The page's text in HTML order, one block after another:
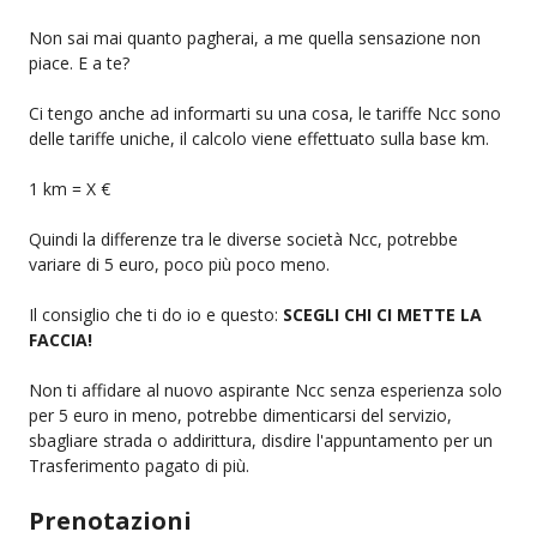
Non sai mai quanto pagherai, a me quella sensazione non
piace. E a te?
Ci tengo anche ad informarti su una cosa, le tariffe Ncc sono
delle tariffe uniche, il calcolo viene effettuato sulla base km.
1 km = X €
Quindi la differenze tra le diverse società Ncc, potrebbe
variare di 5 euro, poco più poco meno.
Il consiglio che ti do io e questo: SCEGLI CHI CI METTE LA
FACCIA!
Non ti affidare al nuovo aspirante Ncc senza esperienza solo
per 5 euro in meno, potrebbe dimenticarsi del servizio,
sbagliare strada o addirittura, disdire l'appuntamento per un
Trasferimento pagato di più.
Prenotazioni